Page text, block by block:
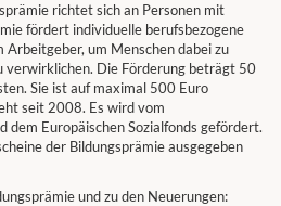
richtet sich an Personen mit
fördert individuelle berufsbezogene
um Menschen dabei zu
verwirklichen. Die Förderung beträgt 50
Sie ist auf maximal 500 Euro
seit 2008. Es wird vom
dem Europäischen Sozialfonds gefördert.
der Bildungsprämie ausgegeben
und zu den Neuerungen: